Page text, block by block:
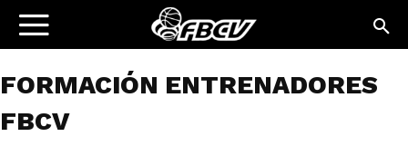
FORMACIÓN ENTRENADORES
FBCV